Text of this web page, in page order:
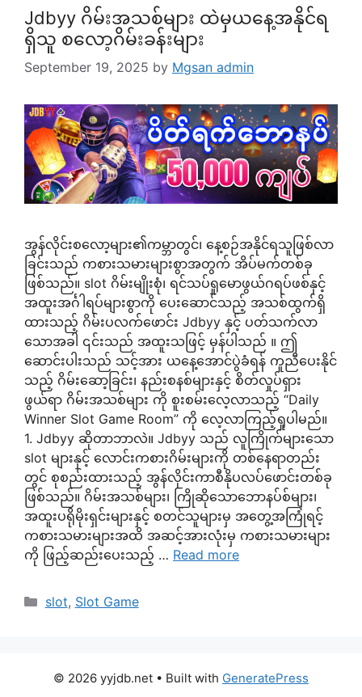
Jdbyy ဂိမ်းအသစ်များ ထဲမှယနေ့အနိုင်ရ
ရှိသူ စလော့ဂိမ်းခန်းများ
September 19, 2025 by Mgsan admin
အွန်လိုင်းစလော့များ၏ကမ္ဘာတွင်၊ နေ့စဉ်အနိုင်ရသူဖြစ်လာ
ခြင်းသည် ကစားသမားများစွာအတွက် အိပ်မက်တစ်ခု
ဖြစ်သည်။ slot ဂိမ်းမျိုးစုံ၊ ရင်သပ်ရှုမောဖွယ်ဂရပ်ဖစ်နှင့်
အထူးအင်္ဂါရပ်များစွာကို ပေးဆောင်သည့် အသစ်ထွက်ရှိ
ထားသည့် ဂိမ်းပလက်ဖောင်း Jdbyy နှင့် ပတ်သက်လာ
သောအခါ ၎င်းသည် အထူးသဖြင့် မှန်ပါသည် ။ ဤ
ဆောင်းပါးသည် သင့်အား ယနေ့အောင်ပွဲခံရန် ကူညီပေးနိုင်
သည့် ဂိမ်းဆော့ခြင်း၊ နည်းစနစ်များနှင့် စိတ်လှုပ်ရှား
ဖွယ်ရာ ဂိမ်းအသစ်များ ကို စူးစမ်းလေ့လာသည့် “Daily
Winner Slot Game Room” ကို လေ့လာကြည့်ရှုပါမည်။
1. Jdbyy ဆိုတာဘာလဲ။ Jdbyy သည် လူကြိုက်များသော
slot များနှင့် လောင်းကစားဂိမ်းများကို တစ်နေရာတည်း
တွင် စုစည်းထားသည့် အွန်လိုင်းကာစီနိုပလပ်ဖောင်းတစ်ခု
ဖြစ်သည်။ ဂိမ်းအသစ်များ၊ ကြိုဆိုသောဘောနပ်စ်များ၊
အထူးပရိုမိုးရှင်းများနှင့် စတင်သူများမှ အတွေ့အကြုံရင့်
ကစားသမားများအထိ အဆင့်အားလုံးမှ ကစားသမားများ
ကို ဖြည့်ဆည်းပေးသည့် … Read more
Categories
slot, Slot Game
© 2026 yyjdb.net • Built with GeneratePress